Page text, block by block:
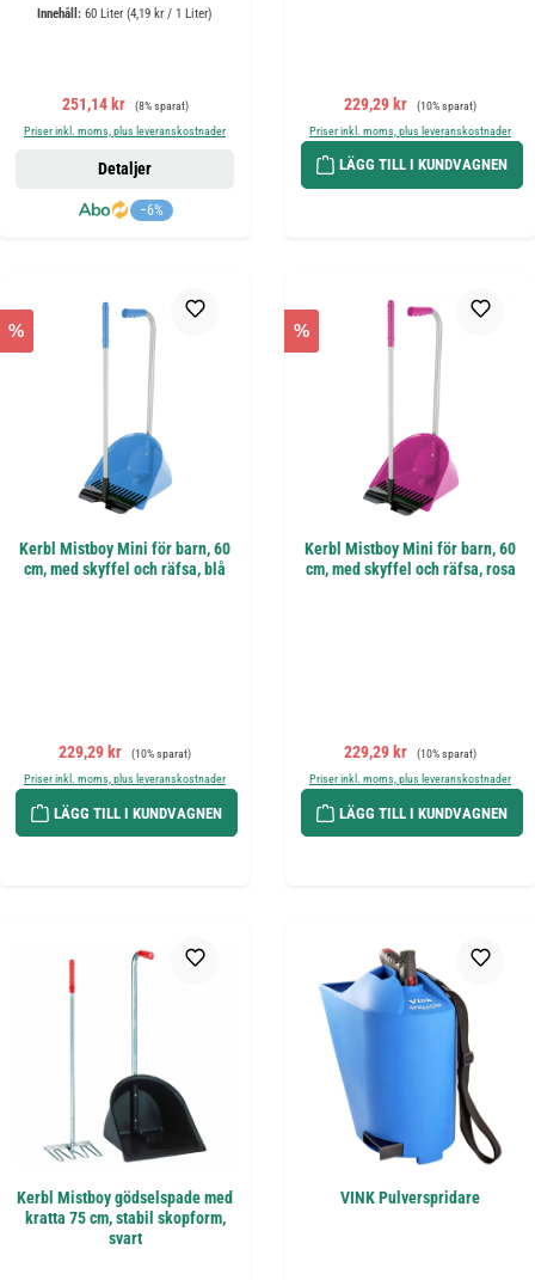
Innehåll: 60 Liter (4,19 kr / 1 Liter)
Försäljningspris:
251,14 kr Ordinarie pris:
(8% sparat)
Priser inkl. moms, plus leveranskostnader
−6%
Detaljer
Försäljningspris:
229,29 kr Ordinarie pris:
(10% sparat)
Priser inkl. moms, plus leveranskostnader
LÄGG TILL I KUNDVAGNEN
%
Kerbl Mistboy Mini för barn, 60
cm, med skyffel och räfsa, blå
Försäljningspris:
229,29 kr Ordinarie pris:
(10% sparat)
Priser inkl. moms, plus leveranskostnader
LÄGG TILL I KUNDVAGNEN
%
Kerbl Mistboy Mini för barn, 60
cm, med skyffel och räfsa, rosa
Försäljningspris:
229,29 kr Ordinarie pris:
(10% sparat)
Priser inkl. moms, plus leveranskostnader
LÄGG TILL I KUNDVAGNEN
Kerbl Mistboy gödselspade med
kratta 75 cm, stabil skopform,
svart
VINK Pulverspridare